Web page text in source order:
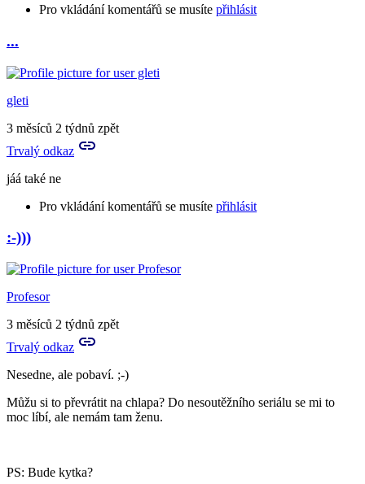
Pro vkládání komentářů se musíte přihlásit
In
reply
to
Prosím
tě
a
mi
by
...
gleti
3 měsíců 2 týdnů zpět
Trvalý odkaz
jáá také ne
Pro vkládání komentářů se musíte přihlásit
In
reply
to
Já
prosím
hlásím,
nechápu
Aries
:-)))
Profesor
3 měsíců 2 týdnů zpět
Trvalý odkaz
Nesedne, ale pobaví. ;-)
Můžu si to převrátit na chlapa? Do nesoutěžního seriálu se mi to
moc líbí, ale nemám tam ženu.
PS: Bude kytka?